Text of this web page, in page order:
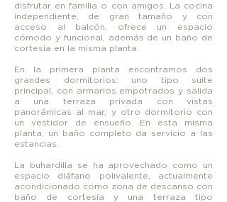
disfrutar en familia o con amigos. La cocina
independiente, de gran tamaño y con
acceso al balcón, ofrece un espacio
cómodo y funcional, además de un baño de
cortesía en la misma planta.
En la primera planta encontramos dos
grandes dormitorios: uno tipo suite
principal, con armarios empotrados y salida
a una terraza privada con vistas
panorámicas al mar, y otro dormitorio con
un vestidor de ensueño. En esta misma
planta, un baño completo da servicio a las
estancias.
La buhardilla se ha aprovechado como un
espacio diáfano polivalente, actualmente
acondicionado como zona de descanso con
baño de cortesía y una terraza tipo